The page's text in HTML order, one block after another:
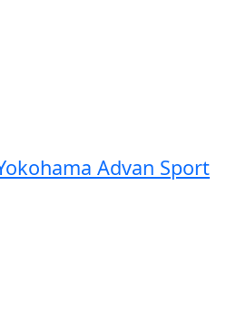
Advan Sport